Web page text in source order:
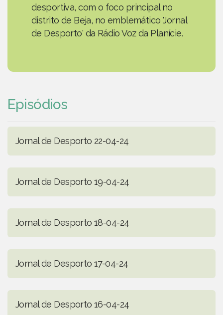
desportiva, com o foco principal no
distrito de Beja, no emblemático 'Jornal
de Desporto' da Rádio Voz da Planície.
Episódios
Jornal de Desporto 22-04-24
Jornal de Desporto 19-04-24
Jornal de Desporto 18-04-24
Jornal de Desporto 17-04-24
Jornal de Desporto 16-04-24